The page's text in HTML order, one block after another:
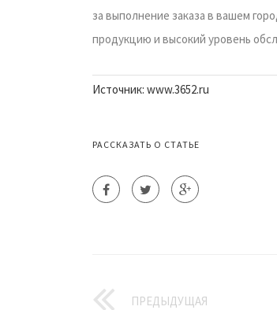
за выполнение заказа в вашем
продукцию и высокий уровень
Источник: www.3652.ru
РАССКАЗАТЬ О СТАТЬЕ
ПРЕДЫДУЩАЯ